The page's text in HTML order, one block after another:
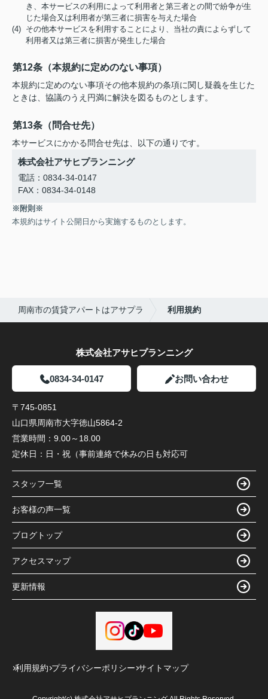
き、本サービスの利用によって利用者と第三者との間で紛争が生
じた場合又は利用者が第三者に損害を与えた場合
(4) その他本サービスを利用することにより、当社の責によらずして
利用者又は第三者に損害が発生した場合
第12条（本規約に定めのない事項）
本規約に定めのない事項その他本規約の条項に関し疑義を生じた
ときは、協議のうえ円満に解決を図るものとします。
第13条（問合せ先）
本サービスにかかる問合せ先は、以下の通りです。
株式会社アサヒプランニング
電話：0834-34-0147
FAX：0834-34-0148
※附則※
本規約はサイト公開日から実施するものとします。
周南市の賃貸アパートはアサプラ 利用規約
株式会社アサヒプランニング
0834-34-0147 お問い合わせ
〒745-0851
山口県周南市大字徳山5864-2
営業時間： 9.00～18.00
定休日： 日・祝（事前連絡で休みの日も対応可
スタッフ一覧
お客様の声一覧
ブログトップ
アクセスマップ
更新情報
利用規約 プライバシーポリシー サイトマップ